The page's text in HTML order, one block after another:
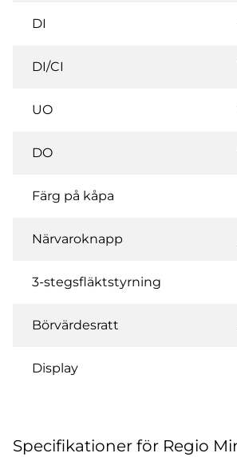
DI
DI/CI
UO
DO
Färg på kåpa
Närvaroknapp
3-stegsfläktstyrning
Börvärdesratt
Display
Specifikationer för Regio